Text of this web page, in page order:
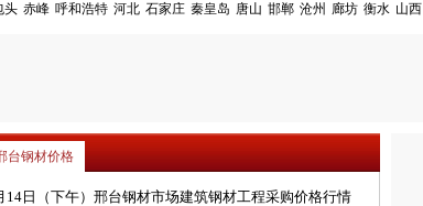
头 赤峰 呼和浩特 河北 石家庄 秦皇岛 唐山 邯郸 沧州 廊坊 衡水 山西
台钢材价格
14日（下午）邢台钢材市场建筑钢材工程采购价格行情